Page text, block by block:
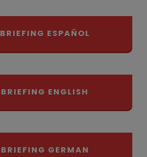
BRIEFING ESPAÑOL
BRIEFING ENGLISH
BRIEFING GERMAN